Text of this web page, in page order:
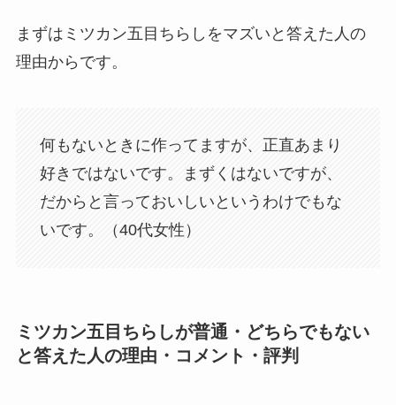
まずはミツカン五目ちらしをマズいと答えた人の
理由からです。
何もないときに作ってますが、正直あまり
好きではないです。まずくはないですが、
だからと言っておいしいというわけでもな
いです。（40代女性）
ミツカン五目ちらしが普通・どちらでもない
と答えた人の理由・コメント・評判